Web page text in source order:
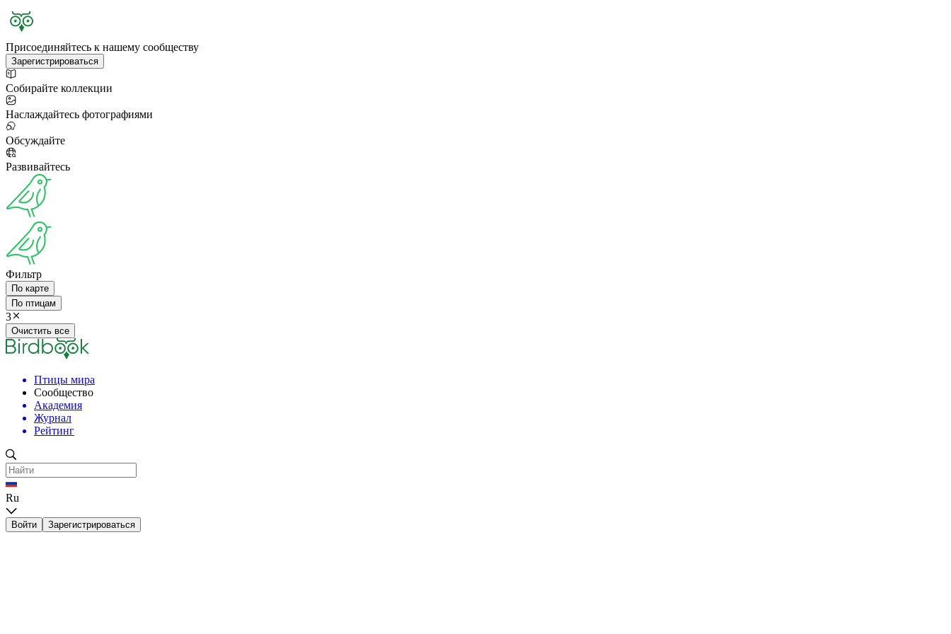
Присоединяйтесь к нашему сообществу
Зарегистрироваться
Собирайте коллекции
Наслаждайтесь фотографиями
Обсуждайте
Развивайтесь
Фильтр
По карте
По птицам
3
Очистить все
Птицы мира
Сообщество
Академия
Журнал
Рейтинг
Ru
Войти Зарегистрироваться